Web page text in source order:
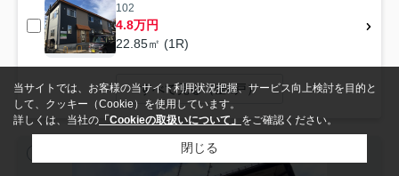
102
4.8万円
22.85㎡ (1R)
すべて見る（全4戸）
当サイトでは、お客様の当サイト利用状況把握、サービス向上検討を目的と
して、クッキー（Cookie）を使用しています。
詳しくは、当社の 「Cookieの取扱いについて」 をご確認ください。
閉じる